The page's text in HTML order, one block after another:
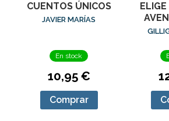
CUENTOS ÚNICOS
JAVIER MARÍAS
En stock
10,95 €
Comprar